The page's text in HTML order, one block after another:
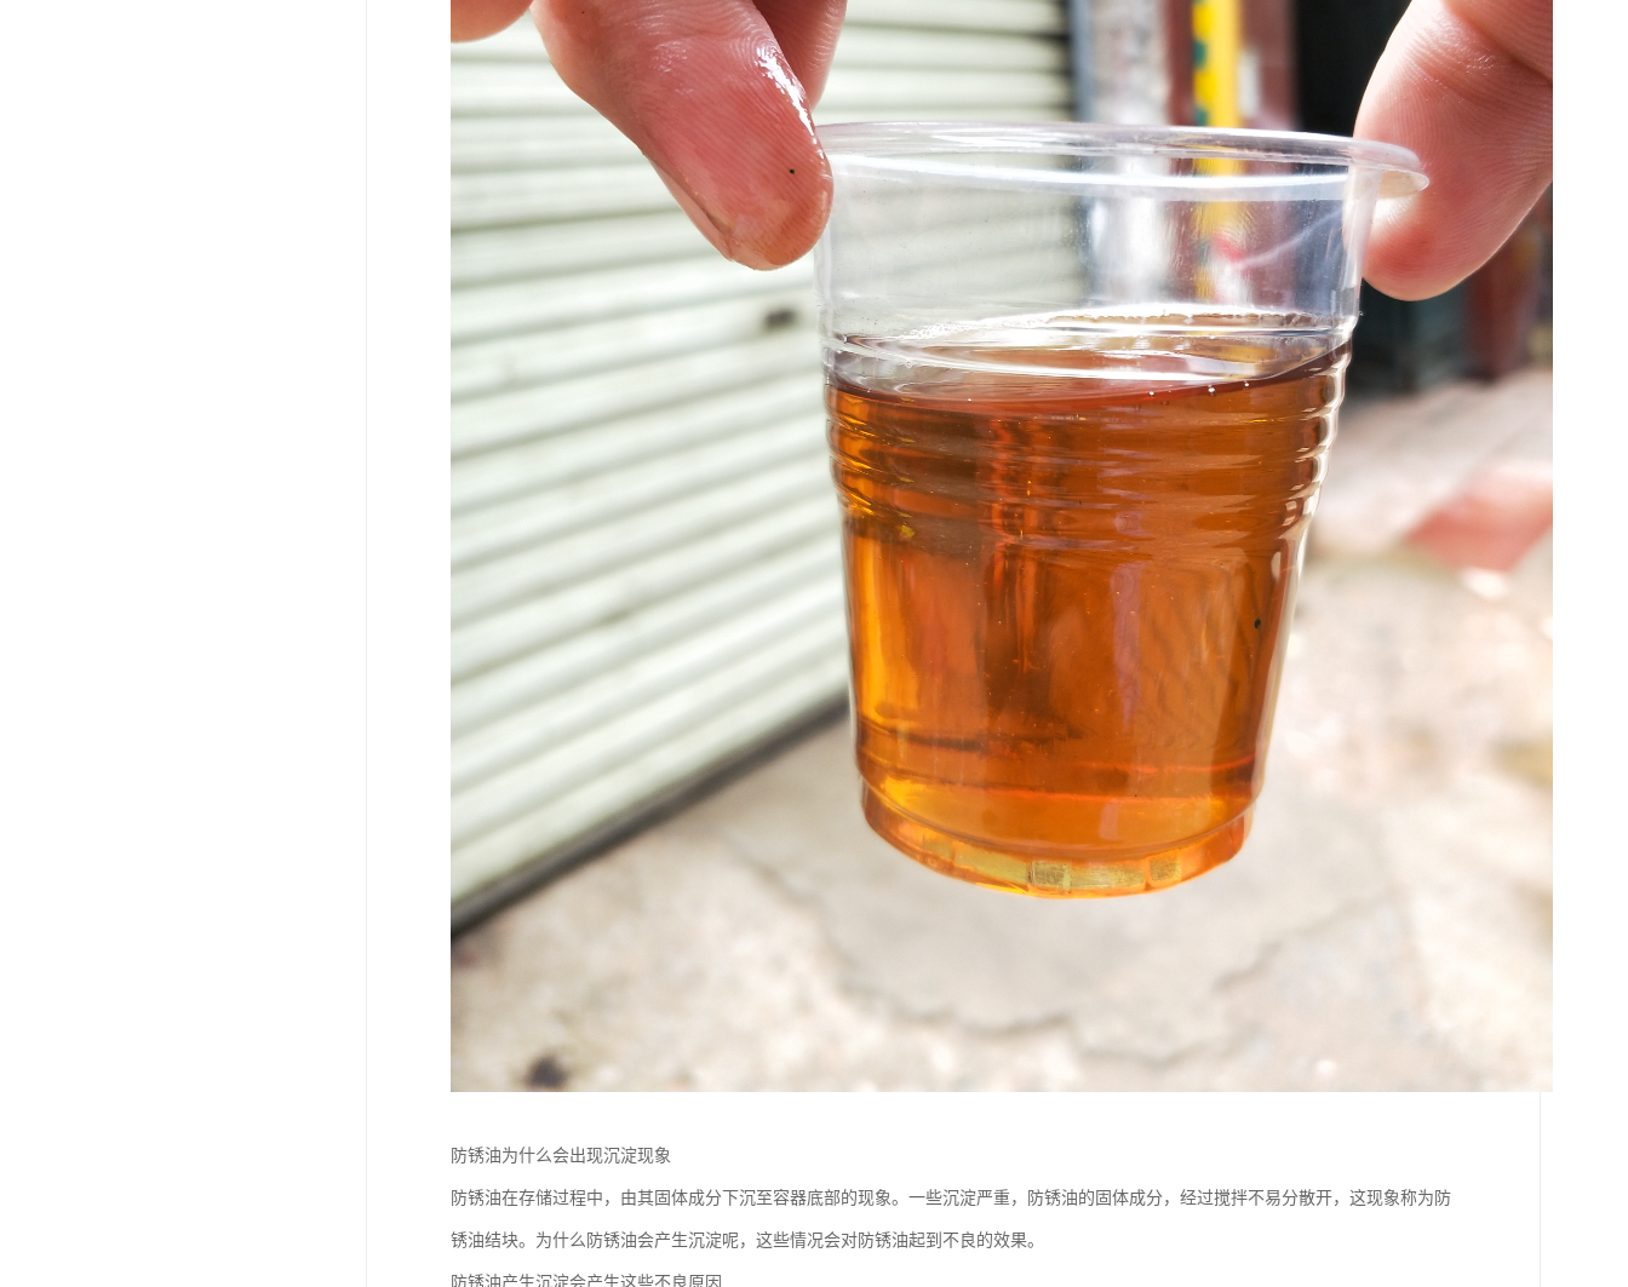
防锈油为什么会出现沉淀现象
防锈油在存储过程中，由其固体成分下沉至容器底部的现象。一些沉淀严重，防锈油的固体成分，经过搅拌不易分散开，这现象称为防
锈油结块。为什么防锈油会产生沉淀呢，这些情况会对防锈油起到不良的效果。
防锈油产生沉淀会产生这些不良原因